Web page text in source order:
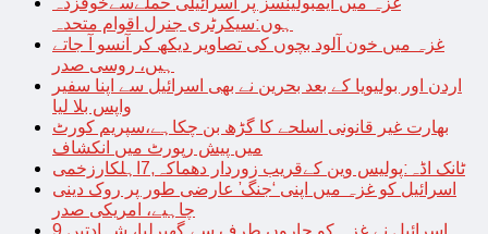
ہوں:سیکرٹری جنرل اقوام متحدہ
غزہ میں خون آلود بچوں کی تصاویر دیکھ کر آنسو آ جاتے
ہیں، روسی صدر
اردن اور بولیویا کے بعد بحرین نے بھی اسرائیل سے اپنا سفیر
واپس بلا لیا
بھارت غیر قانونی اسلحے کا گڑھ بن چکاہے،سپریم کورٹ
میں پیش رپورٹ میں انکشاف
ٹانک اڈہ:پولیس وین کےقریب زوردار دھماکہ,7اہلکارزخمی
اسرائیل کو غزہ میں اپنی ‘جنگ’ عارضی طور پر روک دینی
چاہیے، امریکی صدر
اسرائیل نے غزہ کو چاروں طرف سے گھیرلیا، شہادتیں 9